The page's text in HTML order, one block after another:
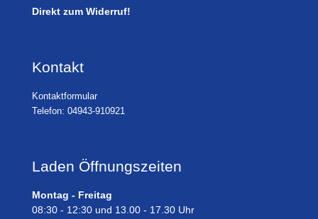
Direkt zum Widerruf!
Kontakt
Kontaktformular
Telefon: 04943-910921
Laden Öffnungszeiten
Montag - Freitag
08:30 - 12:30 und 13.00 - 17.30 Uhr